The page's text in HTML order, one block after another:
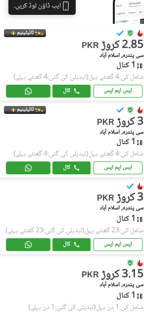
ایپ ڈاؤن لوڈ کریں۔
ٹائیٹینیم
PKR 2.85 کروڑ
سی پندرہ, اسلام آباد
1 کنال
شامل کی:4 گھنٹے پہل (تبدیلی کی گئی:4 گھنٹے پہلے)
ایس ایم ایس کال
ٹائیٹینیم
PKR 3 کروڑ
سی پندرہ, اسلام آباد
1 کنال
شامل کی:4 گھنٹے پہل (تبدیلی کی گئی:4 گھنٹے پہلے)
ایس ایم ایس کال
PKR 3 کروڑ
سی پندرہ, اسلام آباد
1 کنال
شامل کی:23 گھنٹے پہل (تبدیلی کی گئی:23 گھنٹے پہلے)
ایس ایم ایس کال
PKR 3.15 کروڑ
سی پندرہ, اسلام آباد
1 کنال
شامل کی:1 دن پہل (تبدیلی کی گئی:1 دن پہلے)